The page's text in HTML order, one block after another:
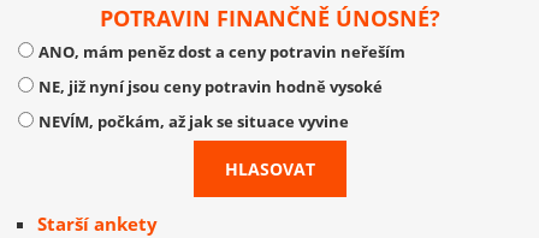
POTRAVIN FINANČNĚ ÚNOSNÉ?
ANO, mám peněz dost a ceny potravin neřeším
NE, již nyní jsou ceny potravin hodně vysoké
NEVÍM, počkám, až jak se situace vyvine
Starší ankety